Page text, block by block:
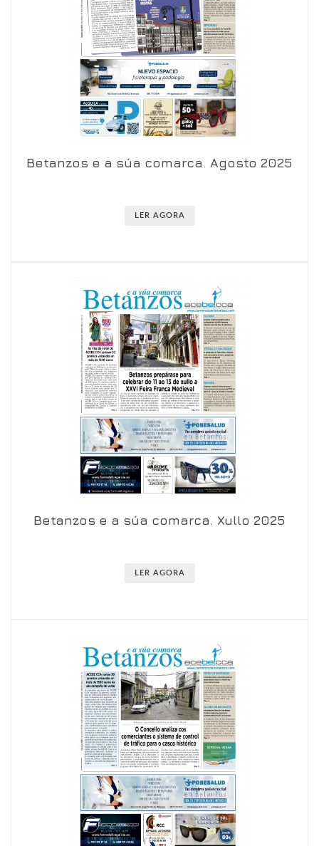
Ver en visor Ver en detalle
Betanzos e a súa comarca. Agosto 2025
LER AGORA
Ver en visor Ver en detalle
Betanzos e a súa comarca. Xullo 2025
LER AGORA